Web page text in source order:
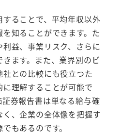
ることで、平均年収以外
知ることができます。た
益、事業リスク、さらに
ます。また、業界別のビ
との比較にも役立つた
理解することが可能で
券報告書は単なる給与確
、企業の全体像を把握す
もあるのです。